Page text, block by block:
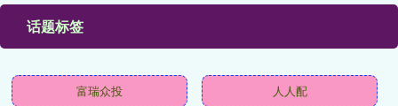
话题标签
富瑞众投 人人配